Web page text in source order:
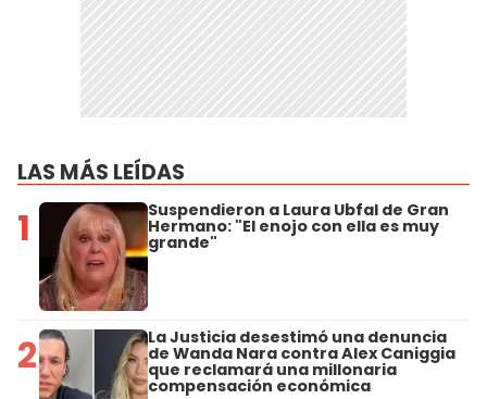
LAS MÁS LEÍDAS
1 Suspendieron a Laura Ubfal de Gran
Hermano: "El enojo con ella es muy
grande"
2 La Justicia desestimó una denuncia
de Wanda Nara contra Alex Caniggia
que reclamará una millonaria
compensación económica